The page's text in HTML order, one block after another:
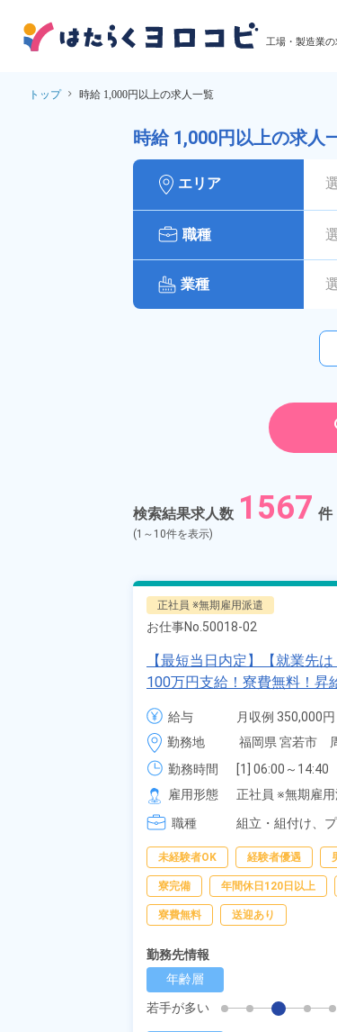
工場・製造業
トップ 時給 1,000円以上の求人一覧
時給 1,000円以上の求人
エリア
職種
業種
こだわり
タグ
自宅周辺のお仕事
検索結果求人数 1567 件
(1～10件を表示)
正社員 ※無期雇用派遣
お仕事No. 50018-02
【最短当日内定】【就業先
100万円支給！寮費無料！昇
溶接・塗装作業！未経験歓
ン一つで赴任OK！20代～30
県宮若市》
給与
月収例 350,000
給与 255,000円～
勤務地
福岡県 宮若市　
勤務時間
[1] 06:00～14:40
[2] 16:00～00:40
[3] 16:30～01:10
[4] 15:20～00:00
雇用形態
正社員 ※無期雇
職種
組立・組付け、
未経験者OK 経験者優遇
寮完備 年間休日120日以上
寮費無料 送迎あり
勤務先情報
年齢層
若手が多い